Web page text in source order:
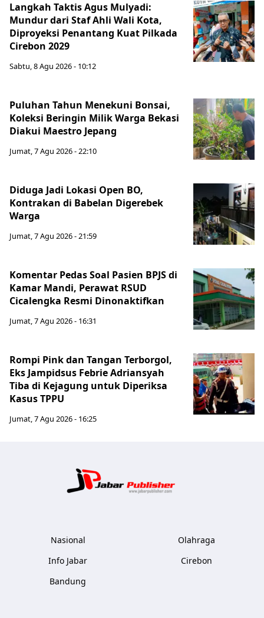
Langkah Taktis Agus Mulyadi:
Mundur dari Staf Ahli Wali Kota,
Diproyeksi Penantang Kuat Pilkada
Cirebon 2029
Sabtu, 8 Agu 2026 - 10:12
Puluhan Tahun Menekuni Bonsai,
Koleksi Beringin Milik Warga Bekasi
Diakui Maestro Jepang
Jumat, 7 Agu 2026 - 22:10
Diduga Jadi Lokasi Open BO,
Kontrakan di Babelan Digerebek
Warga
Jumat, 7 Agu 2026 - 21:59
Komentar Pedas Soal Pasien BPJS di
Kamar Mandi, Perawat RSUD
Cicalengka Resmi Dinonaktifkan
Jumat, 7 Agu 2026 - 16:31
Rompi Pink dan Tangan Terborgol,
Eks Jampidsus Febrie Adriansyah
Tiba di Kejagung untuk Diperiksa
Kasus TPPU
Jumat, 7 Agu 2026 - 16:25
Nasional
Info Jabar
Bandung
Olahraga
Cirebon